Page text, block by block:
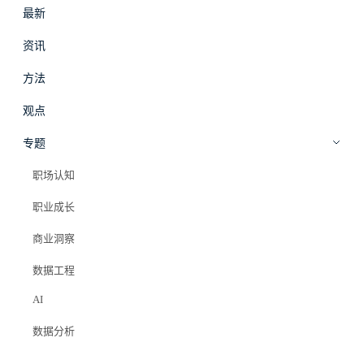
最新
资讯
方法
观点
专题
职场认知
职业成长
商业洞察
数据工程
AI
数据分析